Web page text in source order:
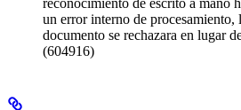
reconocimiento de escrito a mano
un error interno de procesamiento,
documento se rechazara en lugar
(604916)